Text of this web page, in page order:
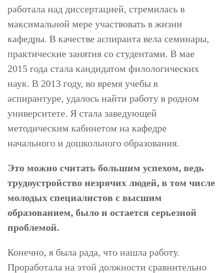
работала над диссертацией, стремилась в
максимальной мере участвовать в жизни
кафедры. В качестве аспиранта вела семинары,
практические занятия со студентами. В мае
2015 года стала кандидатом филологических
наук. В 2013 году, во время учебы в
аспирантуре, удалось найти работу в родном
университете. Я стала заведующей
методическим кабинетом на кафедре
начального и дошкольного образования.
Это можно считать большим успехом, ведь
трудоустройство незрячих людей, в том числе
молодых специалистов с высшим
образованием, было и остается серьезной
проблемой.
Конечно, я была рада, что нашла работу.
Проработала на этой должности сравнительно